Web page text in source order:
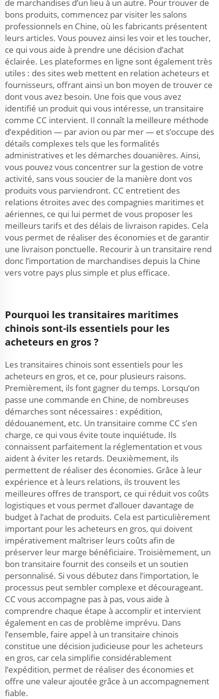
de marchandises d’un lieu à un autre. Pour trouver de
bons produits, commencez par visiter les salons
professionnels en Chine, où les fabricants présentent
leurs articles. Vous pouvez ainsi les voir et les toucher,
ce qui vous aide à prendre une décision d’achat
éclairée. Les plateformes en ligne sont également très
utiles : des sites web mettent en relation acheteurs et
fournisseurs, offrant ainsi un bon moyen de trouver ce
dont vous avez besoin. Une fois que vous avez
identifié un produit qui vous intéresse, un transitaire
comme CC intervient. Il connaît la meilleure méthode
d’expédition — par avion ou par mer — et s’occupe des
détails complexes tels que les formalités
administratives et les démarches douanières. Ainsi,
vous pouvez vous concentrer sur la gestion de votre
activité, sans vous soucier de la manière dont vos
produits vous parviendront. CC entretient des
relations étroites avec des compagnies maritimes et
aériennes, ce qui lui permet de vous proposer les
meilleurs tarifs et des délais de livraison rapides. Cela
vous permet de réaliser des économies et de garantir
une livraison ponctuelle. Recourir à un transitaire rend
donc l’importation de marchandises depuis la Chine
vers votre pays plus simple et plus efficace.
Pourquoi les transitaires maritimes
chinois sont-ils essentiels pour les
acheteurs en gros ?
Les transitaires chinois sont essentiels pour les
acheteurs en gros, et ce, pour plusieurs raisons.
Premièrement, ils font gagner du temps. Lorsqu’on
passe une commande en Chine, de nombreuses
démarches sont nécessaires : expédition,
dédouanement, etc. Un transitaire comme CC s’en
charge, ce qui vous évite toute inquiétude. Ils
connaissent parfaitement la réglementation et vous
aident à éviter les retards. Deuxièmement, ils
permettent de réaliser des économies. Grâce à leur
expérience et à leurs relations, ils trouvent les
meilleures offres de transport, ce qui réduit vos coûts
logistiques et vous permet d’allouer davantage de
budget à l’achat de produits. Cela est particulièrement
important pour les acheteurs en gros, qui doivent
impérativement maîtriser leurs coûts afin de
préserver leur marge bénéficiaire. Troisièmement, un
bon transitaire fournit des conseils et un soutien
personnalisé. Si vous débutez dans l’importation, le
processus peut sembler complexe et décourageant.
CC vous accompagne pas à pas, vous aide à
comprendre chaque étape à accomplir et intervient
également en cas de problème imprévu. Dans
l’ensemble, faire appel à un transitaire chinois
constitue une décision judicieuse pour les acheteurs
en gros, car cela simplifie considérablement
l’expédition, permet de réaliser des économies et
offre une valeur ajoutée grâce à un accompagnement
fiable.